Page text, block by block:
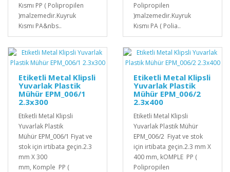
Kısmı PP ( Polipropilen
)malzemedir.Kuyruk
Kısmı PA&nbs..
Polipropilen
)malzemedir.Kuyruk
Kısmı PA ( Polia..
Etiketli Metal Klipsli
Yuvarlak Plastik
Mühür EPM_006/1
2.3x300
Etiketli Metal Klipsli
Yuvarlak Plastik
Mühür EPM_006/1 Fiyat ve
stok için irtibata geçin.2.3
mm X 300
mm, Komple PP (
Etiketli Metal Klipsli
Yuvarlak Plastik
Mühür EPM_006/2
2.3x400
Etiketli Metal Klipsli
Yuvarlak Plastik Mühür
EPM_006/2 Fiyat ve stok
için irtibata geçin.2.3 mm X
400 mm, kOMPLE PP (
Polipropilen